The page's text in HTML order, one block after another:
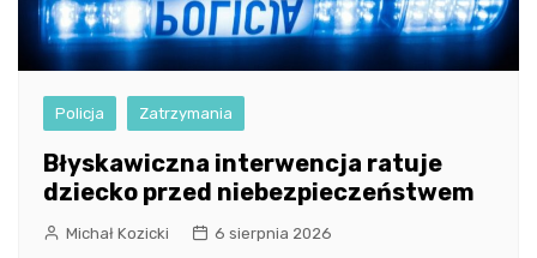
Policja Zatrzymania
Błyskawiczna interwencja ratuje
dziecko przed niebezpieczeństwem
Michał Kozicki 6 sierpnia 2026